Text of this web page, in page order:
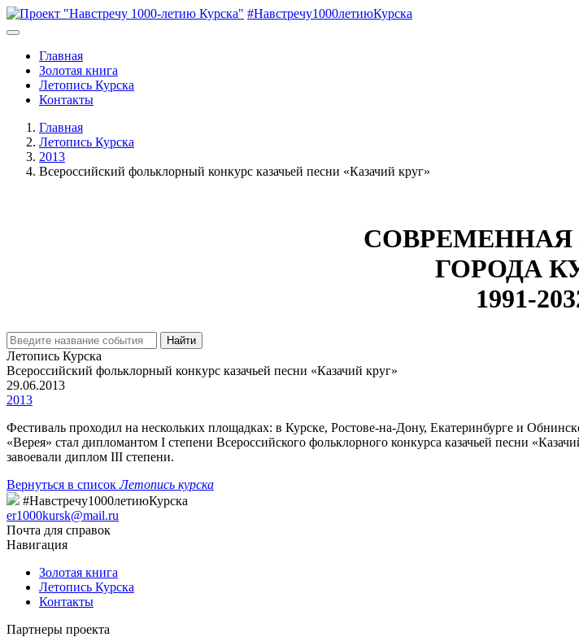
#Навстречу1000летиюКурска
Главная
Золотая книга
Летопись Курска
Контакты
Главная
Летопись Курска
2013
Всероссийский фольклорный конкурс казачьей песни «Казачий круг»
СОВРЕМЕННАЯ
ГОРОДА
1991-
Найти
Летопись Курска
Всероссийский фольклорный конкурс казачьей песни «Казачий круг»
29.06.2013
2013
Фестиваль проходил на нескольких площадках: в Курске, Ростове-на-Дону, Екатеринбурге и
«Верея» стал дипломантом I степени Всероссийского фольклорного конкурса казачьей песни
завоевали диплом III степени.
Вернуться в списокЛетопись курска
#Навстречу1000летиюКурска
er1000kursk@mail.ru
Почта для справок
Навигация
Золотая книга
Летопись Курска
Контакты
Партнеры проекта